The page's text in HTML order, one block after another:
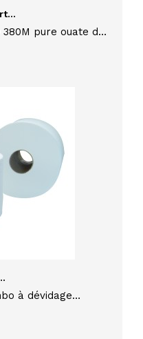
380M pure ouate de
à dévidage